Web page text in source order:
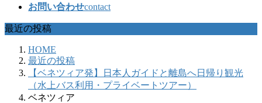
ッ
プ
移
動
お問い合わせcontact
最近の投稿
HOME
最近の投稿
【ベネツィア発】日本人ガイドと離島へ日帰り観光
（水上バス利用・プライベートツアー）
ベネツィア